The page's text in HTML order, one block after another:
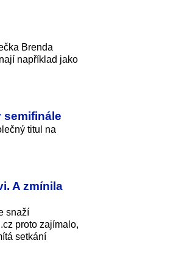
Brenda
například jako
semifinále
titul na
A zmínila
snaží
proto zajímalo,
setkání